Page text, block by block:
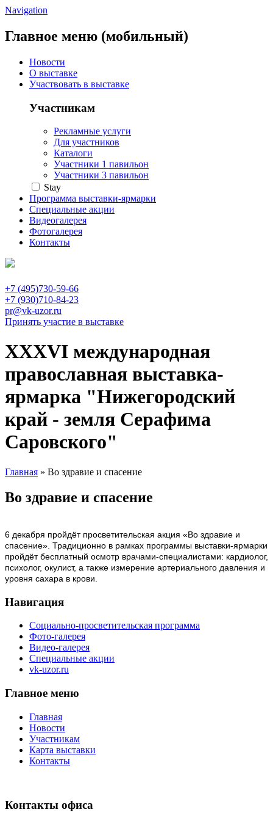
Navigation
Главное меню (мобильный)
Новости
О выставке
Участвовать в выставке
Участникам
Рекламные услуги
Для участников
Каталоги
Участники 1 павильон
Участники 3 павильон
Stay
Программа выставки-ярмарки
Специальные акции
Видеогалерея
Фотогалерея
Контакты
+7 (495)730-59-66
+7 (930)710-84-23
pr@vk-uzor.ru
Принять участие в выставке
XXXVI международная
православная выставка-
ярмарка "Нижегородский
край - земля Серафима
Саровского"
Главная » Во здравие и спасение
Во здравие и спасение
6 декабря пройдёт просветительская акция «Во здравие и
спасение». Традиционно в рамках программы выставки-ярмарки
пройдёт бесплатный осмотр врачами-специалистами: кардиолог,
психолог, окулист, а также измерение артериального давления и
уровня сахара в крови.
Навигация
Социально-просветительская программа
Фото-галерея
Видео-галерея
Специальные акции
vk-uzor.ru
Главное меню
Главная
Новости
Участникам
Карта выставки
Контакты
Контакты офиса